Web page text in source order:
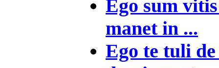
Ego sum
manet in ...
Ego te tuli